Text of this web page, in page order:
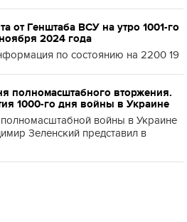
от Генштаба ВСУ на утро 1001-го
2024 года
по состоянию на 2200 19
полномасштабного вторжения.
1000-го дня войны в Украине
войны в Украине
Зеленский представил в